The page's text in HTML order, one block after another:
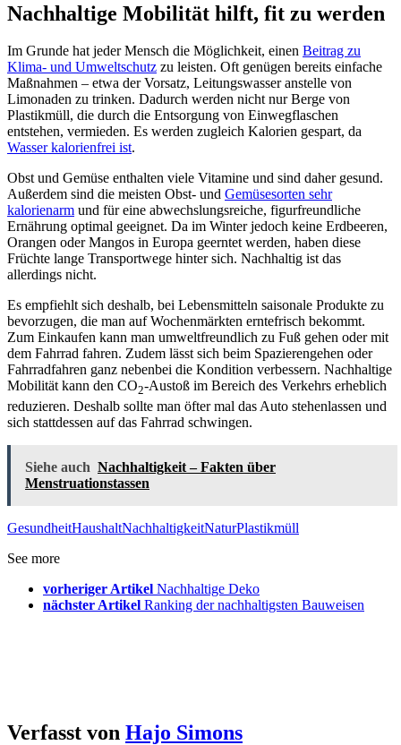
Nachhaltige Mobilität hilft, fit zu werden
Im Grunde hat jeder Mensch die Möglichkeit, einen Beitrag zu
Klima- und Umweltschutz zu leisten. Oft genügen bereits einfache
Maßnahmen – etwa der Vorsatz, Leitungswasser anstelle von
Limonaden zu trinken. Dadurch werden nicht nur Berge von
Plastikmüll, die durch die Entsorgung von Einwegflaschen
entstehen, vermieden. Es werden zugleich Kalorien gespart, da
Wasser kalorienfrei ist.
Obst und Gemüse enthalten viele Vitamine und sind daher gesund.
Außerdem sind die meisten Obst- und Gemüsesorten sehr
kalorienarm und für eine abwechslungsreiche, figurfreundliche
Ernährung optimal geeignet. Da im Winter jedoch keine Erdbeeren,
Orangen oder Mangos in Europa geerntet werden, haben diese
Früchte lange Transportwege hinter sich. Nachhaltig ist das
allerdings nicht.
Es empfiehlt sich deshalb, bei Lebensmitteln saisonale Produkte zu
bevorzugen, die man auf Wochenmärkten erntefrisch bekommt.
Zum Einkaufen kann man umweltfreundlich zu Fuß gehen oder mit
dem Fahrrad fahren. Zudem lässt sich beim Spazierengehen oder
Fahrradfahren ganz nebenbei die Kondition verbessern. Nachhaltige
Mobilität kann den CO2-Austoß im Bereich des Verkehrs erheblich
reduzieren. Deshalb sollte man öfter mal das Auto stehenlassen und
sich stattdessen auf das Fahrrad schwingen.
Siehe auch Nachhaltigkeit – Fakten über
Menstruationstassen
GesundheitHaushaltNachhaltigkeitNaturPlastikmüll
See more
vorheriger Artikel Nachhaltige Deko
nächster Artikel Ranking der nachhaltigsten Bauweisen
Verfasst von Hajo Simons